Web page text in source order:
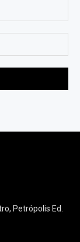
Petrópolis Ed.